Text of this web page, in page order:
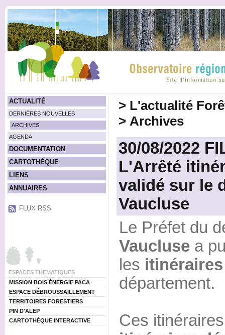
ACTUALITÉ
DERNIÈRES NOUVELLES
ARCHIVES
AGENDA
DOCUMENTATION
CARTOTHÈQUE
LIENS
ANNUAIRES
FLUX RSS
ESPACES THEMATIQUES
MISSION BOIS ÉNERGIE PACA
ESPACE DÉBROUSSAILLEMENT
TERRITOIRES FORESTIERS
PIN D'ALEP
CARTOTHÈQUE INTERACTIVE
> L'actualité
> Archives
30/08/2022
L'Arrêté
validé sur le
Vaucluse
Le Préfet du
Vauclusea
les
département.
Ces